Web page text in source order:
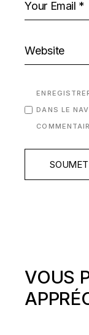
DANS LE
VOUS